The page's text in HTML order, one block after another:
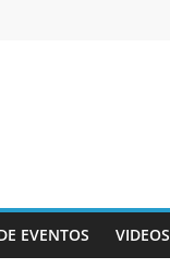
EVENTOS VIDEOS